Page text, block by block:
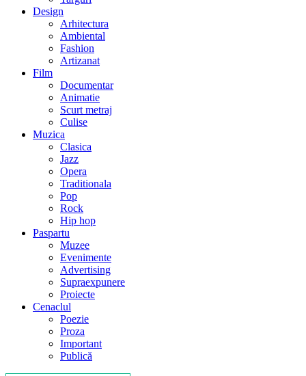
Design
Arhitectura
Ambiental
Fashion
Artizanat
Film
Documentar
Animatie
Scurt metraj
Culise
Muzica
Clasica
Jazz
Opera
Traditionala
Pop
Rock
Hip hop
Paspartu
Muzee
Evenimente
Advertising
Supraexpunere
Proiecte
Cenaclul
Poezie
Proza
Important
Publică